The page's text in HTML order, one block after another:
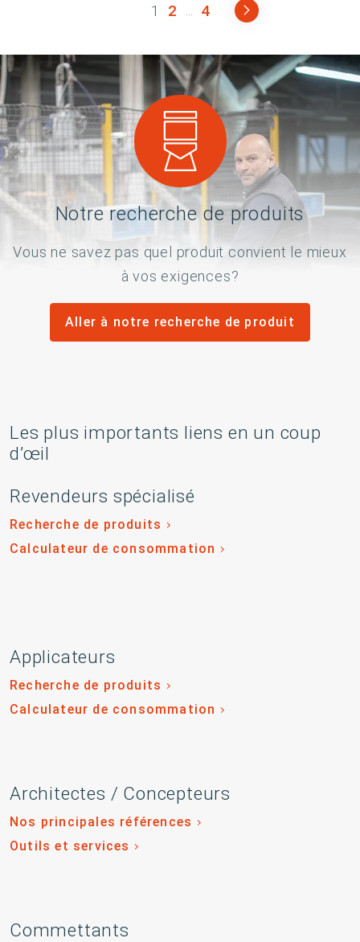
1 2 ... 4
Notre recherche de produits
Vous ne savez pas quel produit convient le mieux
à vos exigences?
Aller à notre recherche de produit
Les plus importants liens en un coup
d’œil
Revendeurs spécialisé
Recherche de produits
Calculateur de consommation
Applicateurs
Recherche de produits
Calculateur de consommation
Architectes / Concepteurs
Nos principales références
Outils et services
Commettants